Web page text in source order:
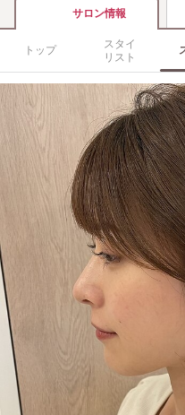
サロン情報
トップ
スタイ
リスト